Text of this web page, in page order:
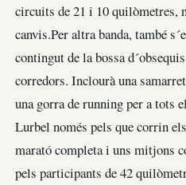
circuits de 21 i 10 quilòmetres,
canvis.Per altra banda, també
contingut de la bossa
corredors. Inclourà una
una gorra de running per a tots
Lurbel només pels que corrin
marató completa i uns mitjons
pels participants de 42